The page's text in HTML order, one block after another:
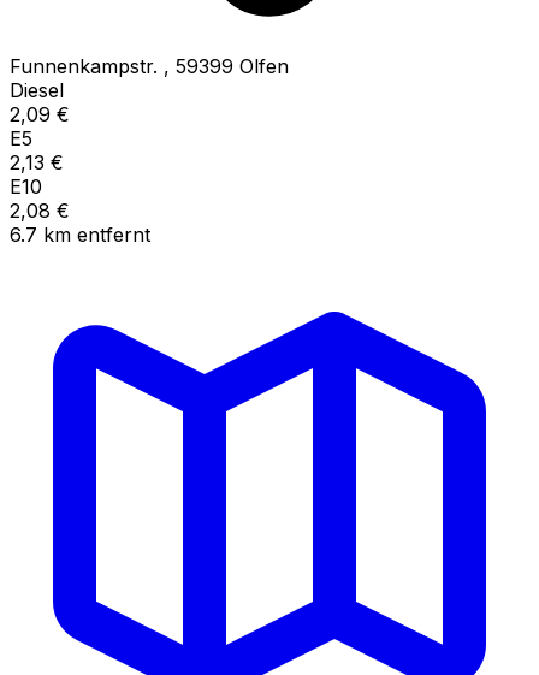
Funnenkampstr. , 59399 Olfen
Diesel
2,09 €
E5
2,13 €
E10
2,08 €
6.7 km entfernt